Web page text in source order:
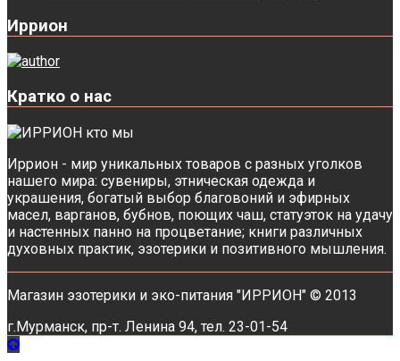
Иррион
Кратко о нас
Иррион - мир уникальных товаров с разных уголков
нашего мира: сувениры, этническая одежда и
украшения, богатый выбор благовоний и эфирных
масел, варганов, бубнов, поющих чаш, статуэток на удачу
и настенных панно на процветание; книги различных
духовных практик, эзотерики и позитивного мышления.
Магазин эзотерики и эко-питания "ИРРИОН" © 2013
г.Мурманск, пр-т. Ленина 94, тел. 23-01-54